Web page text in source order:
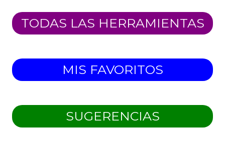
TODAS LAS HERRAMIENTAS
MIS FAVORITOS
SUGERENCIAS